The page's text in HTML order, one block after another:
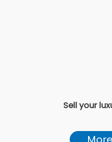
Sell your